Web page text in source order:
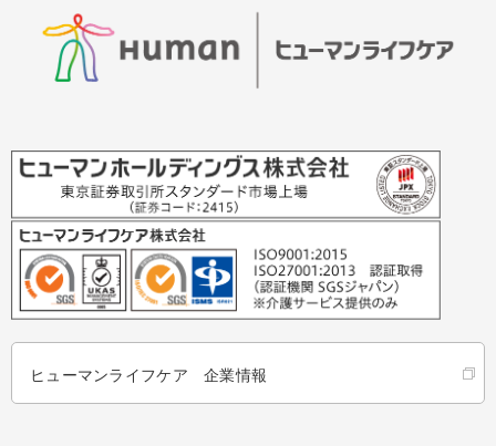
ヒューマンライフケア 企業情報